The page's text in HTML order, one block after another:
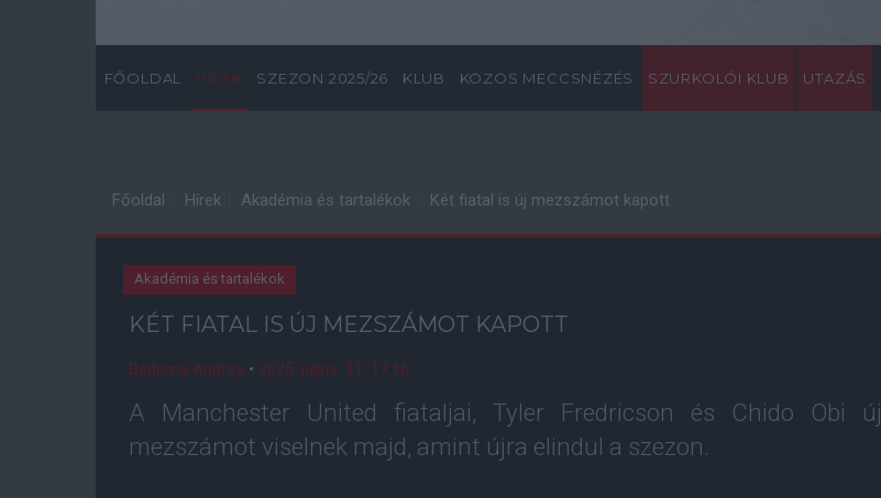
FŐOLDAL HÍREK SZEZON 2025/26 KLUB KÖZÖS MECCSNÉZÉS SZURKOLÓI KLUB UTAZÁS
Főoldal Hírek Akadémia és tartalékok Két fiatal is új mezszámot kapott
Akadémia és tartalékok
KÉT FIATAL IS ÚJ MEZSZÁMOT KAPOTT
Bederna András • 2025. július. 11. 17:16
A Manchester United fiataljai, Tyler Fredricson és Chido Obi új
mezszámot viselnek majd, amint újra elindul a szezon.